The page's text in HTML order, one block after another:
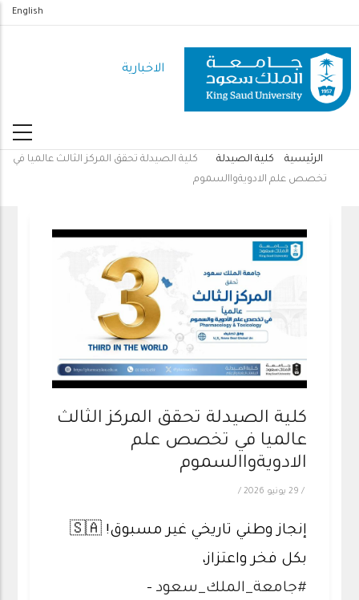
المحتوى
الرئيسي
English
الاخبارية
مسار
الرئيسية كلية الصيدلة
كلية الصيدلة تحقق المركز الثالث عالميا في
تخصص علم الادويةواالسموم
كلية الصيدلة تحقق المركز الثالث
عالميا في تخصص علم
الادويةواالسموم
/ 29 يونيو 2026 /
إنجاز وطني تاريخي غير مسبوق! 🇸🇦
بكل فخر واعتزاز،
#جامعة_الملك_سعود -